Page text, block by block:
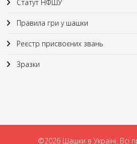
Статут НФШУ
Правила гри у шашки
Реєстр присвоєних звань
Зразки
©2026 Шашки в Україні. Всі